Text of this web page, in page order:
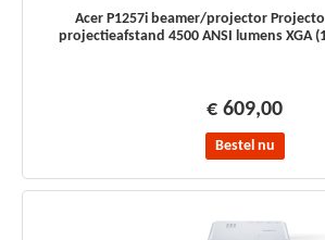
Acer P1257i beamer/projector
projectieafstand 4500 ANSI lumens XGA
€ 609,00
Bestel nu